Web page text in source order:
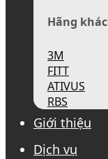
Hãng khác
3M
FITT
ATIVUS
RBS
Giới thiệu
Dịch vụ